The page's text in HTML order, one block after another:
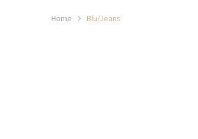
Home Blu/Jeans